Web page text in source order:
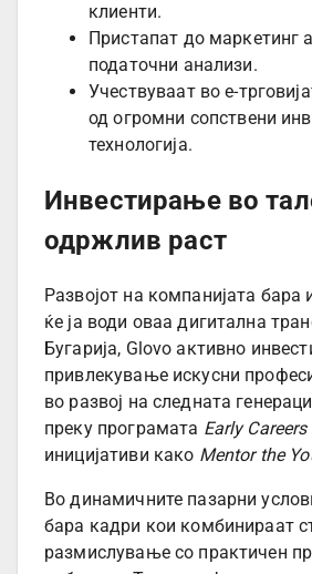
клиенти.
Пристапат до маркетинг
податочни анализи.
Учествуваат во е-
од огромни сопствени
технологија.
Инвестирање во
одржлив раст
Развојот на компанијата бара
ќе ја води оваа дигитална
Бугарија, Glovo активно
привлекување искусни
во развој на следната
преку програмата Early Careers
иницијативи како Mentor the
Во динамичните пазарни
бара кадри кои комбинираат
размислување со практичен